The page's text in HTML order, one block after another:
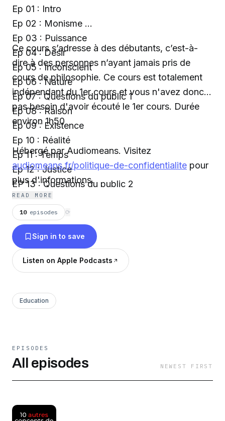
Ep 01 : Intro
Ep 02 : Monisme
Ep 03 : Puissance
Ep 04 : Désir
Ep 05 : Inconscient
Ep 06 : Nature
Ep 07 : Questions du public 1
Ep 08 : Raison
Ep 09 : Existence
Ep 10 : Réalité
Ep 11 : Temps
Ep 12 : Justice
EP 13 : Questions du public 2
Ce cours s’adresse à des débutants, c’est-à-
dire à des personnes n’ayant jamais pris de
cours de philosophie. Ce cours est totalement
indépendant du 1er cours et vous n'avez donc
pas besoin d'avoir écouté le 1er cours. Durée
environ 1h50
Hébergé par Audiomeans. Visitez
audiomeans.fr/politique-de-confidentialite pour
plus d'informations.
READ MORE
10 episodes ⟳
Sign in to save
Listen on Apple Podcasts
Education
EPISODES
All episodes NEWEST FIRST